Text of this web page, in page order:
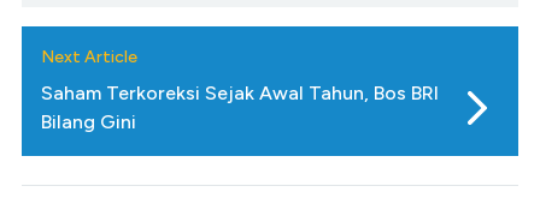
Next Article
Saham Terkoreksi Sejak Awal Tahun, Bos BRI
Bilang Gini